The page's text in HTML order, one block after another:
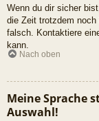
Wenn du dir sicher
die Zeit trotzdem
falsch. Kontaktiere
kann.
Nach oben
Meine Sprache
Auswahl!